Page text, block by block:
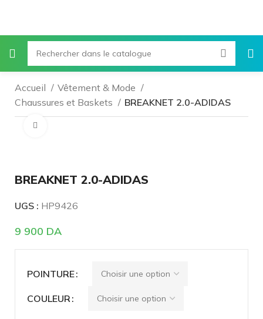
Accueil
Vêtement & Mode
Chaussures et Baskets
BREAKNET 2.0-ADIDAS
BREAKNET 2.0-ADIDAS
UGS : HP9426
9 900 DA
POINTURE
COULEUR